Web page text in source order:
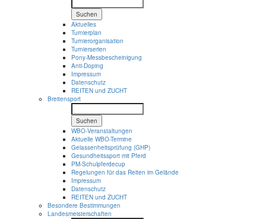
Suchen
Aktuelles
Turnierplan
Turnierorganisation
Turnierserien
Pony-Messbescheinigung
Anti-Doping
Impressum
Datenschutz
REITEN und ZUCHT
Breitensport
Suchen
WBO-Veranstaltungen
Aktuelle WBO-Termine
Gelassenheitsprüfung (GHP)
Gesundheitssport mit Pferd
PM-Schulpferdecup
Regelungen für das Reiten im Gelände
Impressum
Datenschutz
REITEN und ZUCHT
Besondere Bestimmungen
Landesmeisterschaften